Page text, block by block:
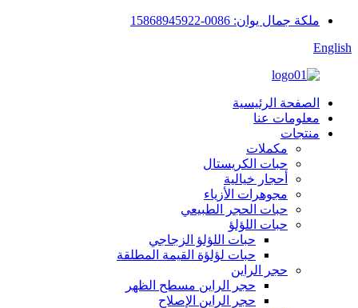
ملكة جمال يوان: 0086-15868945922
English
الصفحة الرئيسية
معلومات عنا
منتجات
مكملات
حبات الكريستال
أحجار خيالية
مجوهرات الأزياء
حبات الحجر الطبيعي
حبات اللؤلؤ
حبات اللؤلؤ الزجاجي
حبات لؤلؤة القيمة المطلقة
حجر الراين
حجر الراين مسطح الظهر
حجر الراين الإصلاح